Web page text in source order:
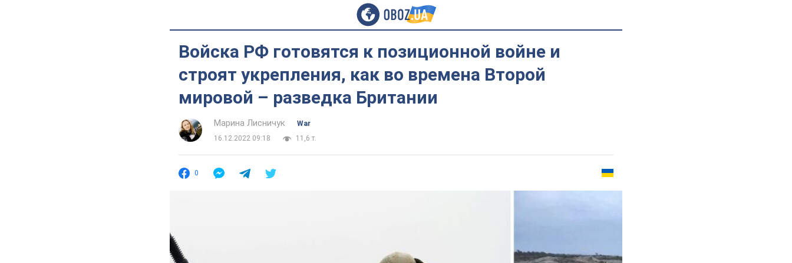
Войска РФ готовятся к позиционной войне и
строят укрепления, как во времена Второй
мировой – разведка Британии
Марина Лисничук
War
16.12.2022 09:18
11,6 т.
0